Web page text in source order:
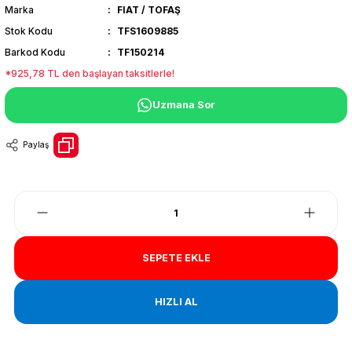
Marka
FIAT / TOFAŞ
Stok Kodu
TFS1609885
Barkod Kodu
TF150214
*925,78 TL den başlayan taksitlerle!
Uzmana Sor
Paylaş
SEPETE EKLE
HIZLI AL